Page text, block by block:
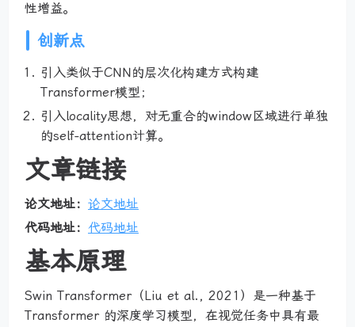
性增益。
创新点
引入类似于CNN的层次化构建方式构建
Transformer模型；
引入locality思想，对无重合的window区域进行单独
的self-attention计算。
文章链接
论文地址： 论文地址
代码地址： 代码地址
基本原理
Swin Transformer（Liu et al., 2021）是一种基于
Transformer 的深度学习模型，在视觉任务中具有最